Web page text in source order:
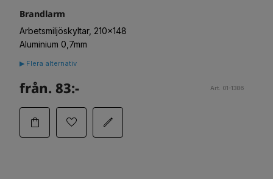
Brandlarm
Arbetsmiljöskyltar, 210x148
Aluminium 0,7mm
▶ Flera alternativ
från. 83:- Art. 01-1386